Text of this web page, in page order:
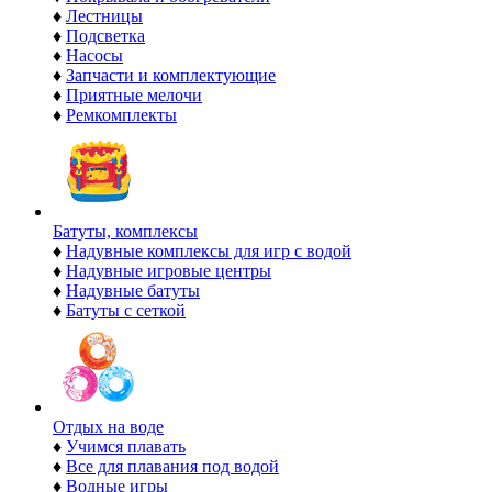
♦ Лестницы
♦ Подсветка
♦ Насосы
♦ Запчасти и комплектующие
♦ Приятные мелочи
♦ Ремкомплекты
Батуты, комплексы
♦ Надувные комплексы для игр с водой
♦ Надувные игровые центры
♦ Надувные батуты
♦ Батуты с сеткой
Отдых на воде
♦ Учимся плавать
♦ Все для плавания под водой
♦ Водные игры